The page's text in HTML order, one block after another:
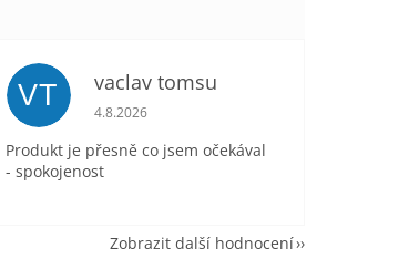
VT vaclav tomsu
Hodnocení obchodu je 5 z 5 hvězdiček.
4.8.2026
Produkt je přesně co jsem očekával
- spokojenost
Zobrazit další hodnocení